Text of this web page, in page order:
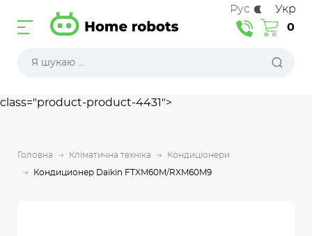
class="product-product-4431">
0
Рус Укр
Головна Кліматична техніка Кондиціонери
Кондиционер Daikin FTXM60M/RXM60M9